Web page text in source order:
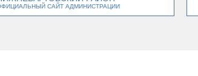
САЙТ АДМИНИСТРАЦИИ